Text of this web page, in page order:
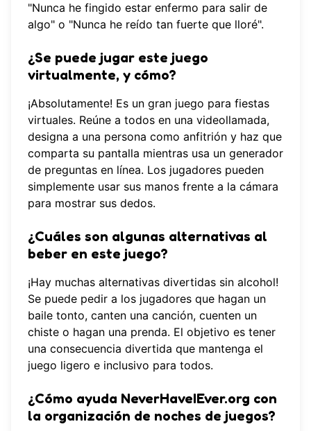
"Nunca he fingido estar enfermo para salir de
algo" o "Nunca he reído tan fuerte que lloré".
¿Se puede jugar este juego
virtualmente, y cómo?
¡Absolutamente! Es un gran juego para fiestas
virtuales. Reúne a todos en una videollamada,
designa a una persona como anfitrión y haz que
comparta su pantalla mientras usa un generador
de preguntas en línea. Los jugadores pueden
simplemente usar sus manos frente a la cámara
para mostrar sus dedos.
¿Cuáles son algunas alternativas al
beber en este juego?
¡Hay muchas alternativas divertidas sin alcohol!
Se puede pedir a los jugadores que hagan un
baile tonto, canten una canción, cuenten un
chiste o hagan una prenda. El objetivo es tener
una consecuencia divertida que mantenga el
juego ligero e inclusivo para todos.
¿Cómo ayuda NeverHaveIEver.org con
la organización de noches de juegos?